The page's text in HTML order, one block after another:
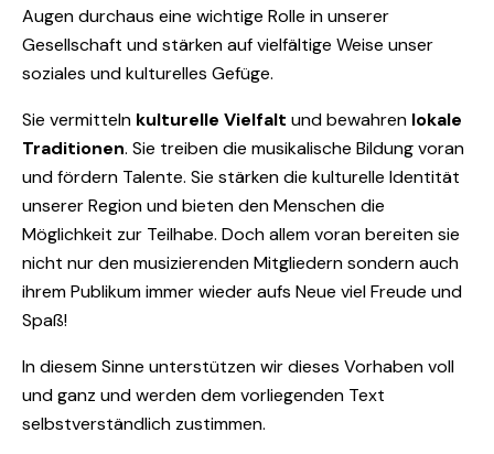
Augen durchaus eine wichtige Rolle in unserer
Gesellschaft und stärken auf vielfältige Weise unser
soziales und kulturelles Gefüge.
Sie vermitteln kulturelle Vielfalt und bewahren lokale
Traditionen. Sie treiben die musikalische Bildung voran
und fördern Talente. Sie stärken die kulturelle Identität
unserer Region und bieten den Menschen die
Möglichkeit zur Teilhabe. Doch allem voran bereiten sie
nicht nur den musizierenden Mitgliedern sondern auch
ihrem Publikum immer wieder aufs Neue viel Freude und
Spaß!
In diesem Sinne unterstützen wir dieses Vorhaben voll
und ganz und werden dem vorliegenden Text
selbstverständlich zustimmen.